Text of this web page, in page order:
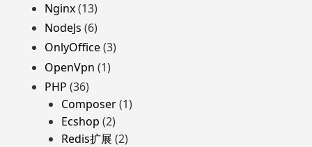
Nginx(13)
NodeJs (6)
OnlyOffice(3)
OpenVpn (1)
PHP (36)
Composer(1)
Ecshop (2)
Redis扩展 (2)